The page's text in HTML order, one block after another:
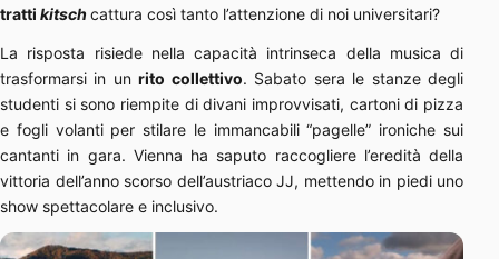
tratti kitschcattura così tanto l’attenzione di noi universitari?
La risposta risiede nella capacità intrinseca della musica di
trasformarsi in unrito collettivo. Sabato sera le stanze degli
studenti si sono riempite di divani improvvisati, cartoni di pizza
e fogli volanti per stilare le immancabili “pagelle” ironiche sui
cantanti in gara. Vienna ha saputo raccogliere l’eredità della
vittoria dell’anno scorso dell’austriaco JJ, mettendo in piedi uno
show spettacolare e inclusivo.